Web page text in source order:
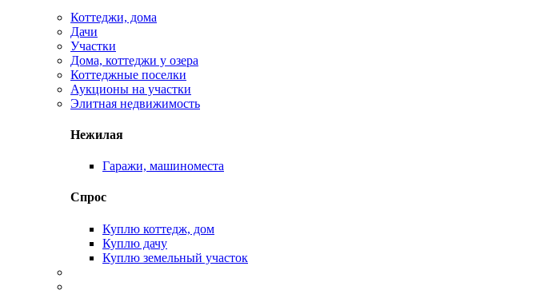
Коттеджи, дома
Дачи
Участки
Дома, коттеджи у озера
Коттеджные поселки
Аукционы на участки
Элитная недвижимость
Нежилая
Гаражи, машиноместа
Спрос
Куплю коттедж, дом
Куплю дачу
Куплю земельный участок